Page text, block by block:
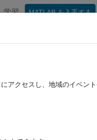
学習 MATLAB を入手する
FAQ
ように​表示す
アクセスし、地域のイベン